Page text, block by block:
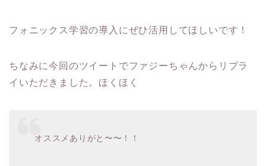
フォニックス学習の導入にぜひ活用してほしいです！
ちなみに今回のツイートでファジーちゃんからリプラ
イいただきました。ほくほく
オススメありがと〜〜！！